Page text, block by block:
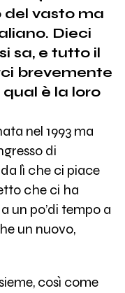
del vasto ma
Dieci
sa, e tutto il
brevemente
è la loro
nel 1993 ma
di
da lì che ci piace
che ci ha
un po’di tempo a
un nuovo,
così come